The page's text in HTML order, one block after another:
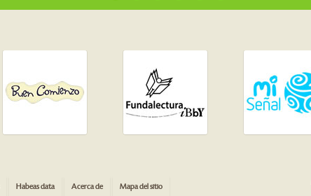
Habeas data Acerca de Mapa del sitio